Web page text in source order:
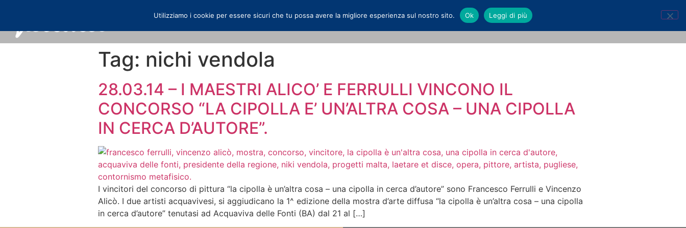
Tag: nichi vendola
28.03.14 – I MAESTRI ALICO’ E FERRULLI VINCONO IL
CONCORSO “LA CIPOLLA E’ UN’ALTRA COSA – UNA CIPOLLA
IN CERCA D’AUTORE”.
I vincitori del concorso di pittura “la cipolla è un’altra cosa – una cipolla in cerca d’autore” sono Francesco Ferrulli e Vincenzo
Alicò. I due artisti acquavivesi, si aggiudicano la 1^ edizione della mostra d’arte diffusa “la cipolla è un’altra cosa – una cipolla
in cerca d’autore” tenutasi ad Acquaviva delle Fonti (BA) dal 21 al […]
Utilizziamo i cookie per essere sicuri che tu possa avere la migliore esperienza sul nostro sito. Ok Leggi di più